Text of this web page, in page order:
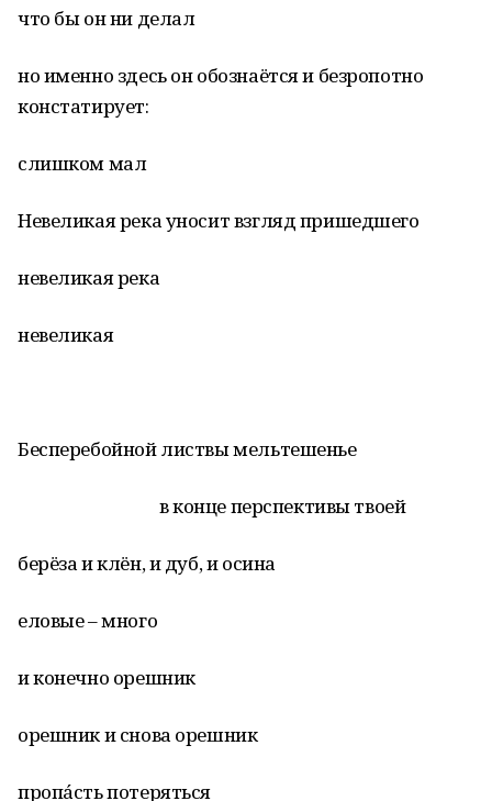
что бы он ни делал
но именно здесь он обознаётся и безропотно
констатирует:
слишком мал
Невеликая река уносит взгляд пришедшего
невеликая река
невеликая
Бесперебойной листвы мельтешенье
в конце перспективы твоей
берёза и клён, и дуб, и осина
еловые – много
и конечно орешник
орешник и снова орешник
пропáсть потеряться